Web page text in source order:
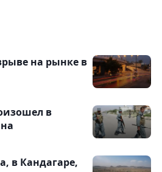
на рынке в
в
в Кандагаре,